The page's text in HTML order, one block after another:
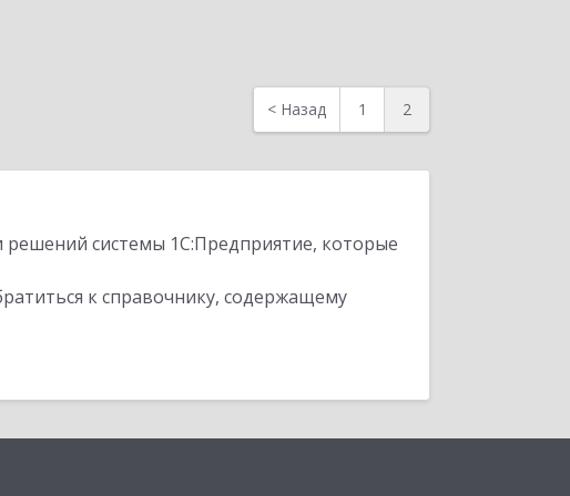
< Назад 1 2
решений системы 1С:Предприятие, которые
к справочнику, содержащему